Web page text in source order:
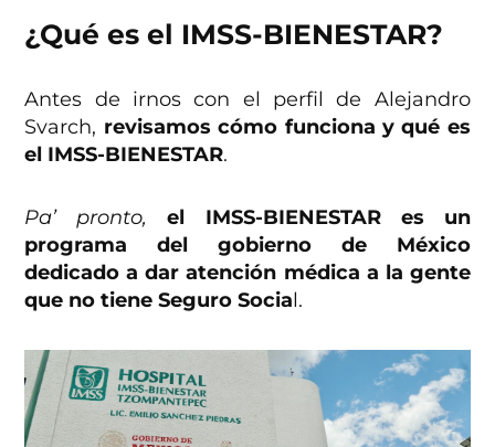
¿Qué es el IMSS-BIENESTAR?
Antes de irnos con el perfil de Alejandro
Svarch, revisamos cómo funciona y qué es
el IMSS-BIENESTAR.
Pa’ pronto,
el IMSS-BIENESTAR es un
programa del gobierno de México
dedicado a dar atención médica a la gente
que no tiene Seguro Social.